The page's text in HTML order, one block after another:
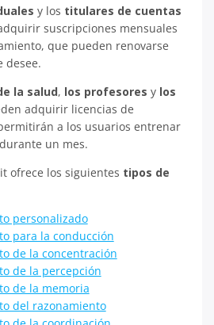
y los titulares de cuentas
suscripciones mensuales
que pueden renovarse
desee.
la salud, los profesores y los
adquirir licencias de
a los usuarios entrenar
un mes.
ofrece los siguientes tipos de
personalizado
para la conducción
de la concentración
de la percepción
de la memoria
del razonamiento